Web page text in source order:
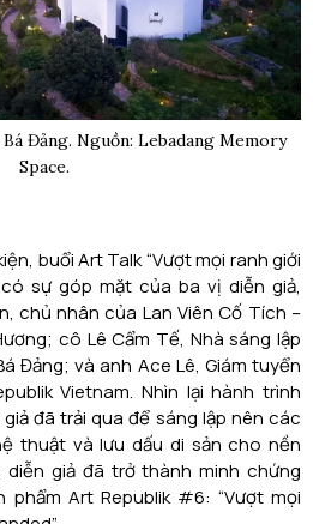
Đảng. Nguồn: Lebadang Memory
Space.
buổi Art Talk “Vượt mọi ranh giới
có sự góp mặt của ba vị diễn giả,
chủ nhân của Lan Viên Cố Tích –
cô Lê Cẩm Tế, Nhà sáng lập
Đảng; và anh Ace Lê, Giám tuyển
Vietnam. Nhìn lại hành trình
đã trải qua để sáng lập nên các
thuật và lưu dấu di sản cho nền
giả đã trở thành minh chứng
Art Republik #6: “Vượt mọi